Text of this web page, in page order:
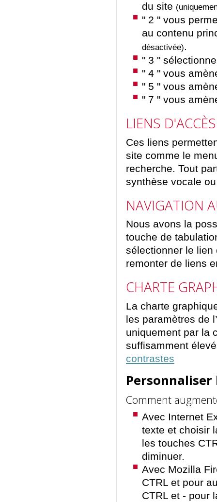
du site
" 2 " vous
au contenu
désactivée).
" 3 "
" 4 " vous
" 5 " vous
" 7 " vous
LIENS
Ces liens
site comme le
recherche. Tout
synthèse vocale
NAVIGATION
Nous avons la
touche de
sélectionner le lien
remonter de liens
CHARTE
La charte
les paramètres de
uniquement par la
suffisamment
contrastes
Comment
Avec Internet
texte et choisir
les touches
diminuer.
Avec Mozilla
CTRL et pour
CTRL et - pour